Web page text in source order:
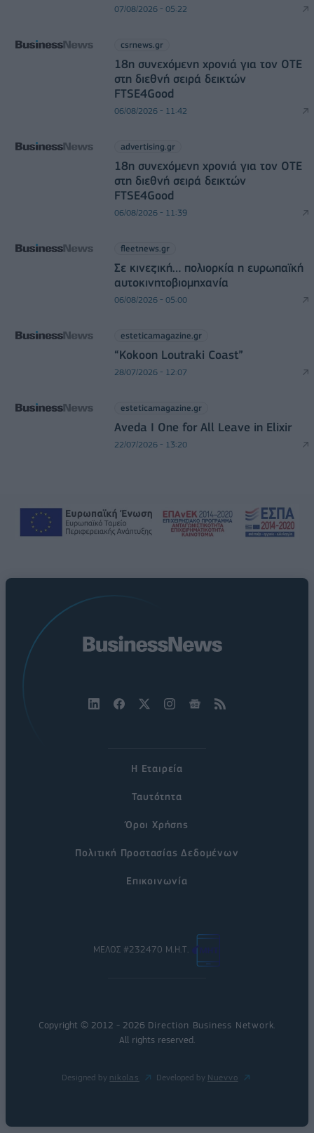
07/08/2026 - 05:22
csrnews.gr
18η συνεχόμενη χρονιά για τον ΟΤΕ
στη διεθνή σειρά δεικτών
FTSE4Good
06/08/2026 - 11:42
advertising.gr
18η συνεχόμενη χρονιά για τον ΟΤΕ
στη διεθνή σειρά δεικτών
FTSE4Good
06/08/2026 - 11:39
fleetnews.gr
Σε κινεζική… πολιορκία η ευρωπαϊκή
αυτοκινητοβιομηχανία
06/08/2026 - 05:00
esteticamagazine.gr
“Kokoon Loutraki Coast”
28/07/2026 - 12:07
esteticamagazine.gr
Aveda I One for All Leave in Elixir
22/07/2026 - 13:20
Η Εταιρεία
Ταυτότητα
Όροι Χρήσης
Πολιτική Προστασίας Δεδομένων
Επικοινωνία
ΜΕΛΟΣ #232470 Μ.Η.Τ.
Copyright © 2012 - 2026 Direction Business Network.
All rights reserved.
Designed by nikolas Developed by Nuevvo